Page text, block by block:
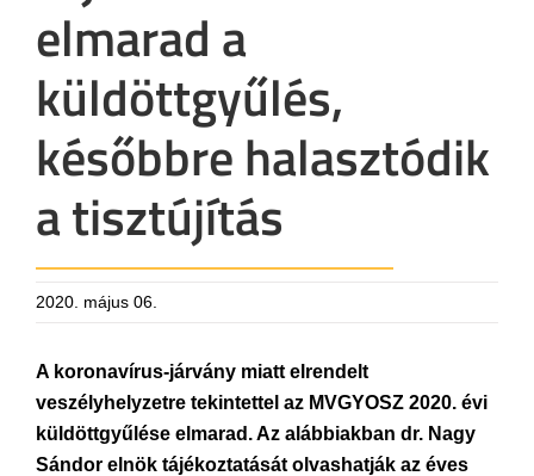
elmarad a
küldöttgyűlés,
későbbre halasztódik
a tisztújítás
2020. május 06.
A koronavírus-járvány miatt elrendelt
veszélyhelyzetre tekintettel az MVGYOSZ 2020. évi
küldöttgyűlése elmarad. Az alábbiakban dr. Nagy
Sándor elnök tájékoztatását olvashatják az éves